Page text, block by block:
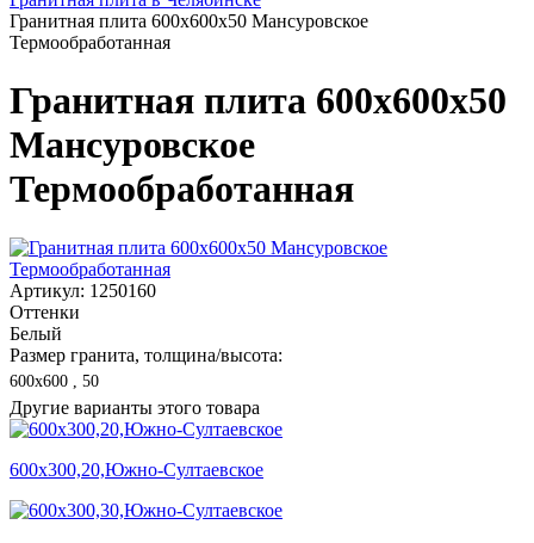
Гранитная плита 600х600x50 Мансуровское
Термообработанная
Гранитная плита 600х600x50
Мансуровское
Термообработанная
Артикул: 1250160
Оттенки
Белый
Размер гранита, толщина/высота:
600х600 , 50
Другие варианты этого товара
600х300,20,Южно-Султаевское